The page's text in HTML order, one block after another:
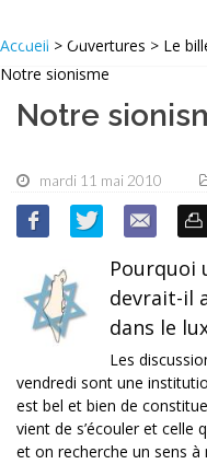
Accueil > Ouvertures > Le
Notre sionisme
Notre
mardi 11 mai 2010
Pourquoi
devrait-il
dans le
Les
vendredi sont une
est bel et bien de
vient de s’écouler et celle
et on recherche un sens à